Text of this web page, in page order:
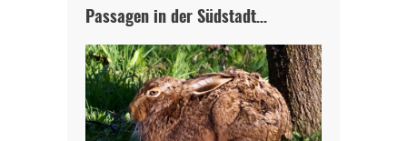
Passagen in der Südstadt…